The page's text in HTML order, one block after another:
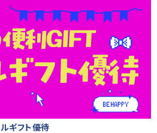
ギフト優待